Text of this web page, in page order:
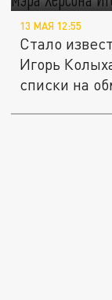
13 МАЯ 12:55
Стало
Игорь
списки на